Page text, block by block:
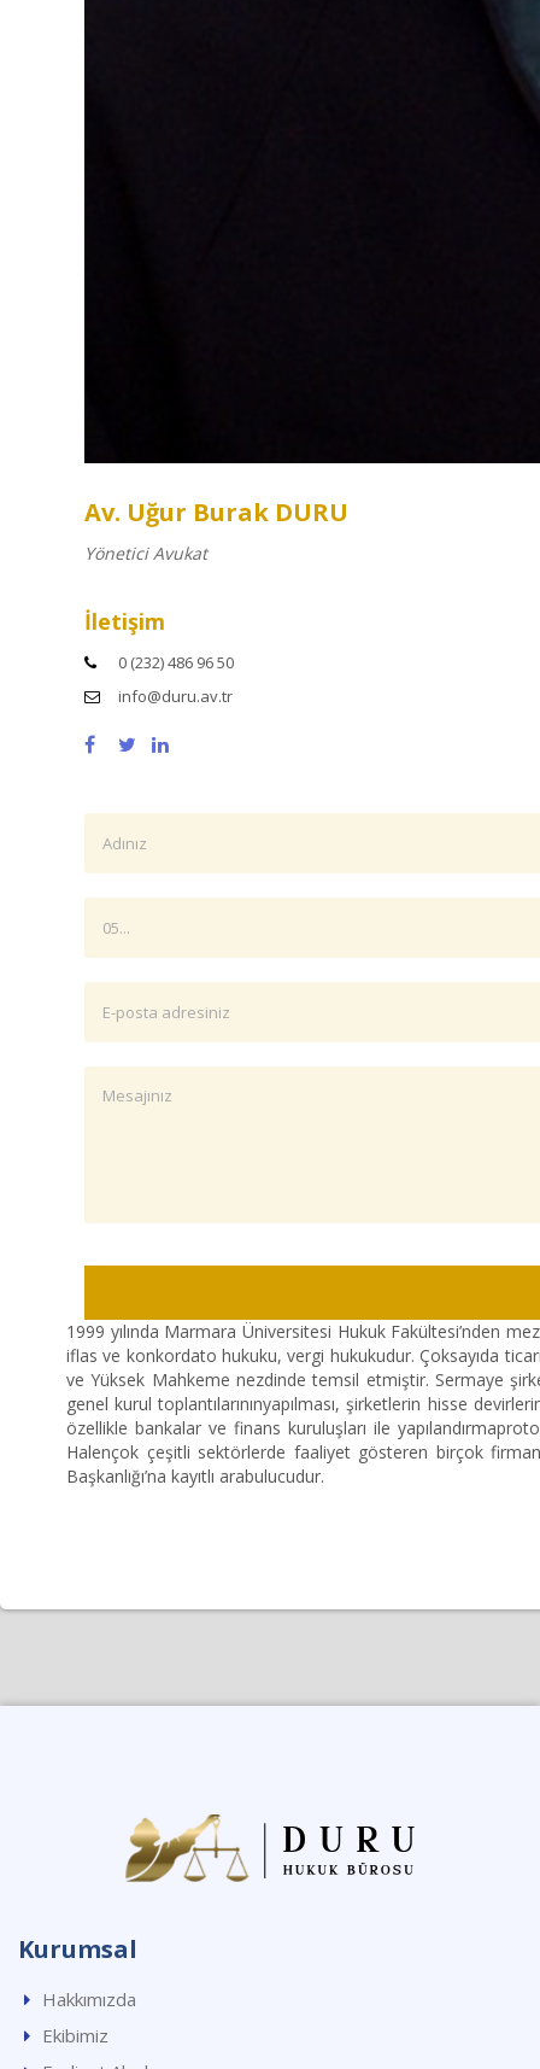
Av. Uğur Burak DURU
Yönetici Avukat
İletişim
0 (232) 486 96 50
info@duru.av.tr
1999 yılında Marmara Üniversitesi Hukuk Fakültesi’nden
iflas ve konkordato hukuku, vergi hukukudur. Çoksayıda
ve Yüksek Mahkeme nezdinde temsil etmiştir. Sermaye
genel kurul toplantılarınınyapılması, şirketlerin hisse
özellikle bankalar ve finans kuruluşları ile
Halençok çeşitli sektörlerde faaliyet gösteren birçok
Başkanlığı’na kayıtlı arabulucudur.
Kurumsal
Hakkımızda
Ekibimiz